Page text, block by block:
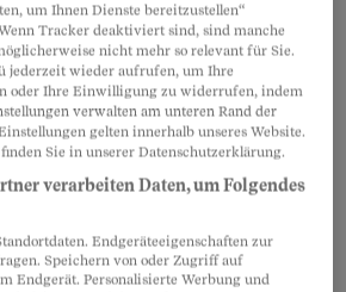
um Ihnen Dienste bereitzustellen“
Tracker deaktiviert sind, sind manche
nicht mehr so relevant für Sie.
jederzeit wieder aufrufen, um Ihre
oder Ihre Einwilligung zu widerrufen, indem
verwalten am unteren Rand der
gelten innerhalb unseres Website.
Sie in unserer Datenschutzerklärung.
verarbeiten Daten, um Folgendes
Endgeräteeigenschaften zur
Speichern von oder Zugriff auf
Endgerät. Personalisierte Werbung und